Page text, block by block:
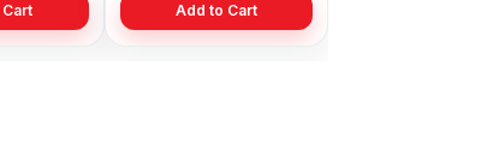
Add to Cart